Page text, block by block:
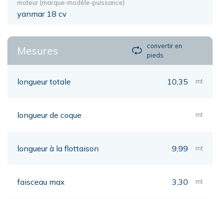
moteur (marque-modèle-puissance)
yanmar 18 cv
Mesures
convertir en
pieds
longueur totale 10,35 mt
longueur de coque mt
longueur à la flottaison 9,99 mt
faisceau max 3,30 mt